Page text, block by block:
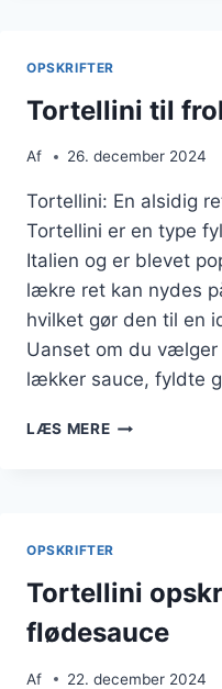
OPSKRIFTER
Tortellini til
Af 26. december 2024
Tortellini: En alsidig
Tortellini er en type
Italien og er blevet
lækre ret kan nydes
hvilket gør den til en
Uanset om du
lækker sauce, fyldte
LÆS MERETORTELLINI
OPSKRIFTER
Tortellini
flødesauce
Af 22. december 2024